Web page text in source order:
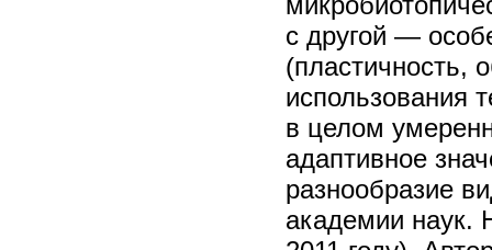
с другой —
(пластичность,
использования
в целом
адаптивное
разнообразие
академии наук.